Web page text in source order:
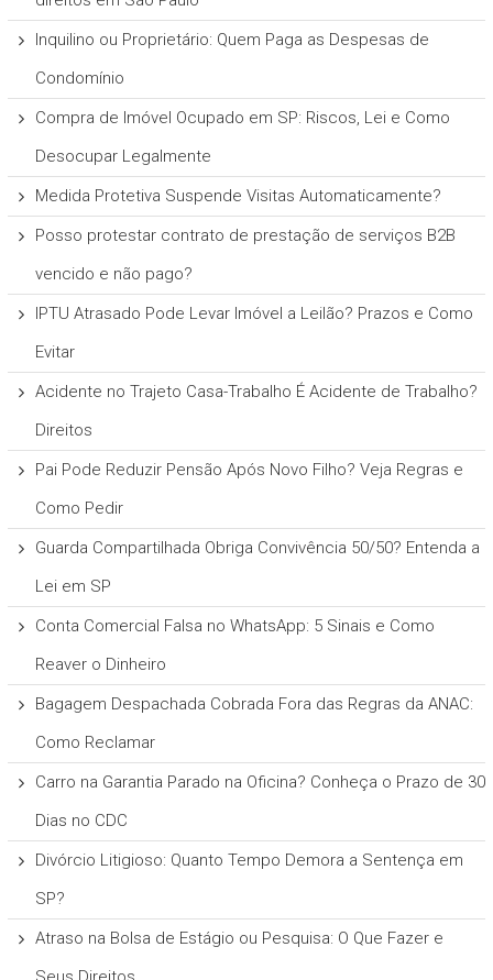
Inquilino ou Proprietário: Quem Paga as Despesas de
Condomínio
Compra de Imóvel Ocupado em SP: Riscos, Lei e Como
Desocupar Legalmente
Medida Protetiva Suspende Visitas Automaticamente?
Posso protestar contrato de prestação de serviços B2B
vencido e não pago?
IPTU Atrasado Pode Levar Imóvel a Leilão? Prazos e Como
Evitar
Acidente no Trajeto Casa-Trabalho É Acidente de Trabalho?
Direitos
Pai Pode Reduzir Pensão Após Novo Filho? Veja Regras e
Como Pedir
Guarda Compartilhada Obriga Convivência 50/50? Entenda a
Lei em SP
Conta Comercial Falsa no WhatsApp: 5 Sinais e Como
Reaver o Dinheiro
Bagagem Despachada Cobrada Fora das Regras da ANAC:
Como Reclamar
Carro na Garantia Parado na Oficina? Conheça o Prazo de 30
Dias no CDC
Divórcio Litigioso: Quanto Tempo Demora a Sentença em
SP?
Atraso na Bolsa de Estágio ou Pesquisa: O Que Fazer e